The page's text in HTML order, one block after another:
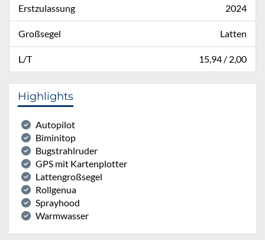
Erstzulassung 2024
Großsegel Latten
L/T 15,94 / 2,00
Highlights
Autopilot
Biminitop
Bugstrahlruder
GPS mit Kartenplotter
Lattengroßsegel
Rollgenua
Sprayhood
Warmwasser